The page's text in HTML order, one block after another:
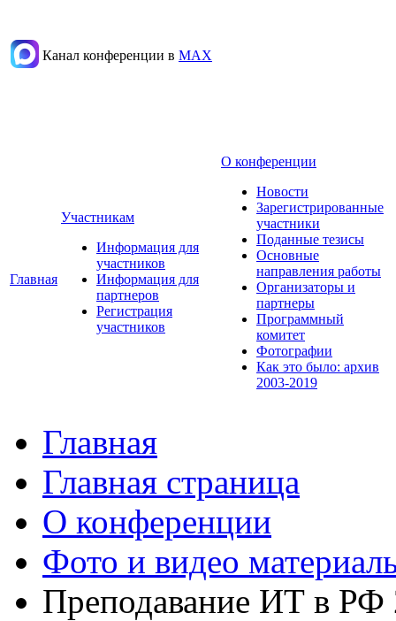
Канал конференции в МАХ
Главная
Участникам
Информация для
участников
Информация для
партнеров
Регистрация
участников
О конференции
Новости
Зарегистрированные
участники
Поданные тезисы
Основные
направления работы
Организаторы и
партнеры
Программный
комитет
Фотографии
Как это было: архив
2003-2019
Главная
Главная страница
О конференции
Фото и видео
Преподавание ИТ в РФ